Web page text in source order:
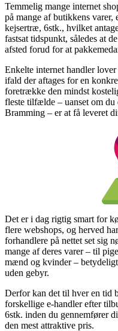
Temmelig mange internet
på mange af butikkens varer,
kejsertræ, 6stk., hvilket
fastsat tidspunkt, således at
afsted forud for at
Enkelte internet handler
ifald der aftages for en
foretrække den mindst
fleste tilfælde – uanset om
Bramming – er at få leveret
Det er i dag rigtig smart for
flere webshops, og herved
forhandlere på nettet set sig
mange af deres varer – til
mænd og kvinder –
uden gebyr.
Derfor kan det til hver en tid
forskellige e-handler efter
6stk. inden du gennemfører
den mest attraktive pris.